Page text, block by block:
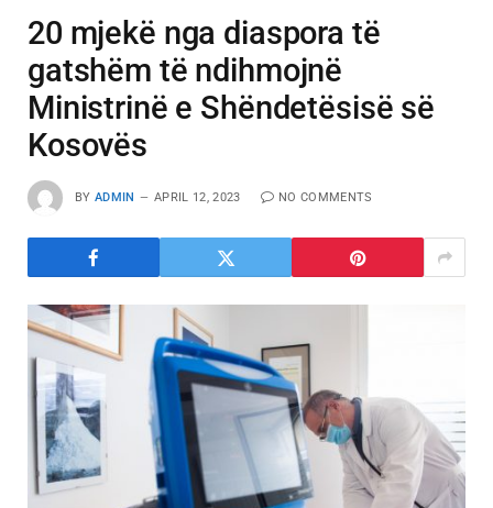
20 mjekë nga diaspora të
gatshëm të ndihmojnë
Ministrinë e Shëndetësisë së
Kosovës
BY ADMIN APRIL 12, 2023 NO COMMENTS